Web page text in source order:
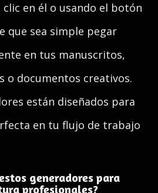
en él o usando el botón
que sea simple pegar
en tus manuscritos,
o documentos creativos.
están diseñados para
en tu flujo de trabajo
generadores para
profesionales?